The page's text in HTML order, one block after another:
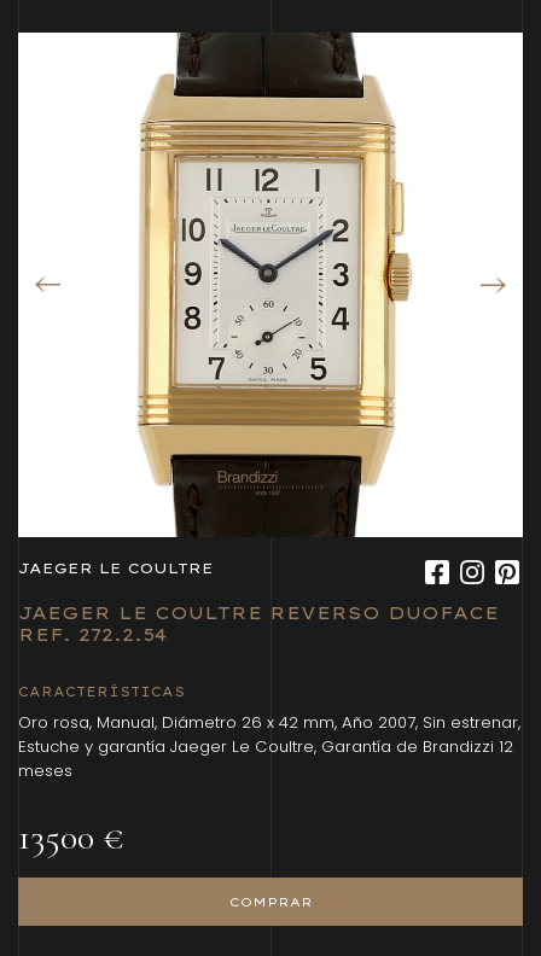
JAEGER LE COULTRE
JAEGER LE COULTRE REVERSO DUOFACE
REF. 272.2.54
CARACTERÍSTICAS
Oro rosa, Manual, Diámetro 26 x 42 mm, Año 2007, Sin estrenar,
Estuche y garantía Jaeger Le Coultre, Garantía de Brandizzi 12
meses
13500 €
COMPRAR